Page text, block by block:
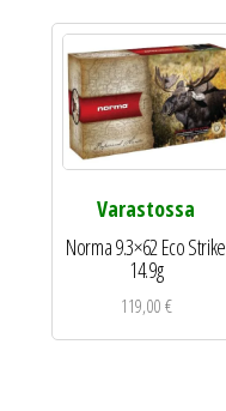
Varastossa
Norma 9.3×62 Eco Strike
14.9g
119,00€